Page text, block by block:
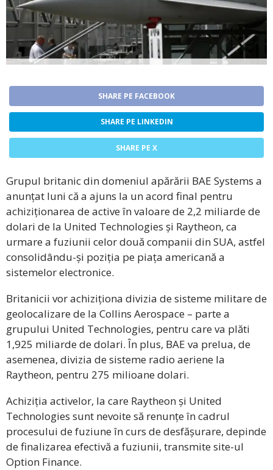
SHARE PE FACEBOOK
SHARE PE LINKEDIN
SHARE PE X
Grupul britanic din domeniul apărării BAE Systems a
anunțat luni că a ajuns la un acord final pentru
achiziționarea de active în valoare de 2,2 miliarde de
dolari de la United Technologies și Raytheon, ca
urmare a fuziunii celor două companii din SUA, astfel
consolidându-și poziția pe piața americană a
sistemelor electronice.
Britanicii vor achiziționa divizia de sisteme militare de
geolocalizare de la Collins Aerospace – parte a
grupului United Technologies, pentru care va plăti
1,925 miliarde de dolari. În plus, BAE va prelua, de
asemenea, divizia de sisteme radio aeriene la
Raytheon, pentru 275 milioane dolari.
Achiziția activelor, la care Raytheon și United
Technologies sunt nevoite să renunțe în cadrul
procesului de fuziune în curs de desfășurare, depinde
de finalizarea efectivă a fuziunii, transmite site-ul
Option Finance.